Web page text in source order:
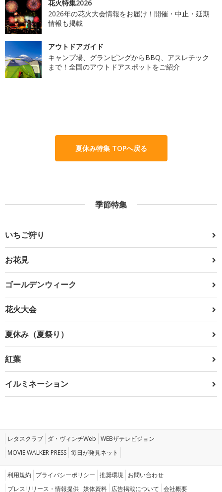
花火特集2026
2026年の花火大会情報をお届け！開催・中止・延期
情報も掲載
アウトドアガイド
キャンプ場、グランピングからBBQ、アスレチック
まで！全国のアウトドアスポットをご紹介
夏休み特集 TOPへ戻る
季節特集
いちご狩り
お花見
ゴールデンウィーク
花火大会
夏休み（夏祭り）
紅葉
イルミネーション
レタスクラブ ダ・ヴィンチWeb WEBザテレビジョン
MOVIE WALKER PRESS 毎日が発見ネット
利用規約 プライバシーポリシー 推奨環境 お問い合わせ
プレスリリース・情報提供 媒体資料 広告掲載について 会社概要